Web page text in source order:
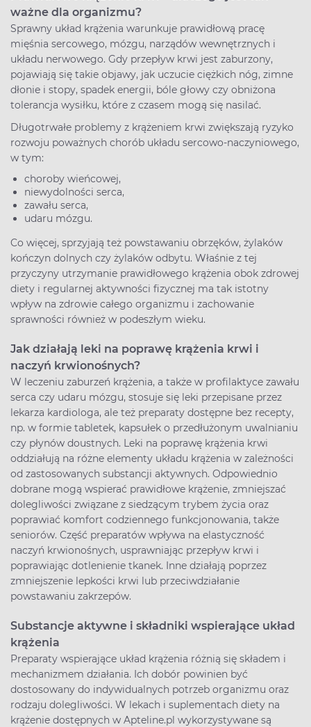
ważne dla organizmu?
Sprawny układ krążenia warunkuje prawidłową pracę
mięśnia sercowego, mózgu, narządów wewnętrznych i
układu nerwowego. Gdy przepływ krwi jest zaburzony,
pojawiają się takie objawy, jak uczucie ciężkich nóg, zimne
dłonie i stopy, spadek energii, bóle głowy czy obniżona
tolerancja wysiłku, które z czasem mogą się nasilać.
Długotrwałe problemy z krążeniem krwi zwiększają ryzyko
rozwoju poważnych chorób układu sercowo-naczyniowego,
w tym:
choroby wieńcowej,
niewydolności serca,
zawału serca,
udaru mózgu.
Co więcej, sprzyjają też powstawaniu obrzęków, żylaków
kończyn dolnych czy żylaków odbytu. Właśnie z tej
przyczyny utrzymanie prawidłowego krążenia obok zdrowej
diety i regularnej aktywności fizycznej ma tak istotny
wpływ na zdrowie całego organizmu i zachowanie
sprawności również w podeszłym wieku.
Jak działają leki na poprawę krążenia krwi i
naczyń krwionośnych?
W leczeniu zaburzeń krążenia, a także w profilaktyce zawału
serca czy udaru mózgu, stosuje się leki przepisane przez
lekarza kardiologa, ale też preparaty dostępne bez recepty,
np. w formie tabletek, kapsułek o przedłużonym uwalnianiu
czy płynów doustnych. Leki na poprawę krążenia krwi
oddziałują na różne elementy układu krążenia w zależności
od zastosowanych substancji aktywnych. Odpowiednio
dobrane mogą wspierać prawidłowe krążenie, zmniejszać
dolegliwości związane z siedzącym trybem życia oraz
poprawiać komfort codziennego funkcjonowania, także
seniorów. Część preparatów wpływa na elastyczność
naczyń krwionośnych, usprawniając przepływ krwi i
poprawiając dotlenienie tkanek. Inne działają poprzez
zmniejszenie lepkości krwi lub przeciwdziałanie
powstawaniu zakrzepów.
Substancje aktywne i składniki wspierające układ
krążenia
Preparaty wspierające układ krążenia różnią się składem i
mechanizmem działania. Ich dobór powinien być
dostosowany do indywidualnych potrzeb organizmu oraz
rodzaju dolegliwości. W lekach i suplementach diety na
krążenie dostępnych w Apteline.pl wykorzystywane są